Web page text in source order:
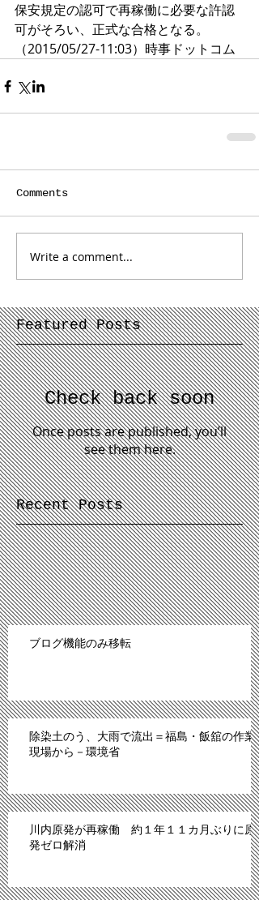
保安規定の認可で再稼働に必要な許認
可がそろい、正式な合格となる。
（2015/05/27-11:03）時事ドットコム
Comments
Write a comment...
Featured Posts
Check back soon
Once posts are published, you’ll
see them here.
Recent Posts
ブログ機能のみ移転
除染土のう、大雨で流出＝福島・飯舘の作業
現場から－環境省
川内原発が再稼働 約１年１１カ月ぶりに原
発ゼロ解消